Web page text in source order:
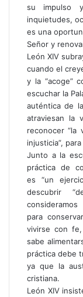
su impulso
inquietudes,
es una
Señor y
León XIV
cuando el
y la “acoge”
escuchar la
auténtica de
atraviesan la
reconocer “la
injusticia”,
Junto a la
práctica de
es “un
descubrir
para
vivirse con
sabe
práctica debe
ya que la
cristiana.
León XIV